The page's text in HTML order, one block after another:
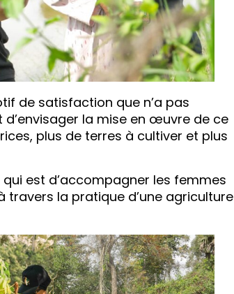
de satisfaction que n’a pas
la mise en œuvre de ce
plus de terres à cultiver et plus
qui est d’accompagner les femmes
travers la pratique d’une agriculture